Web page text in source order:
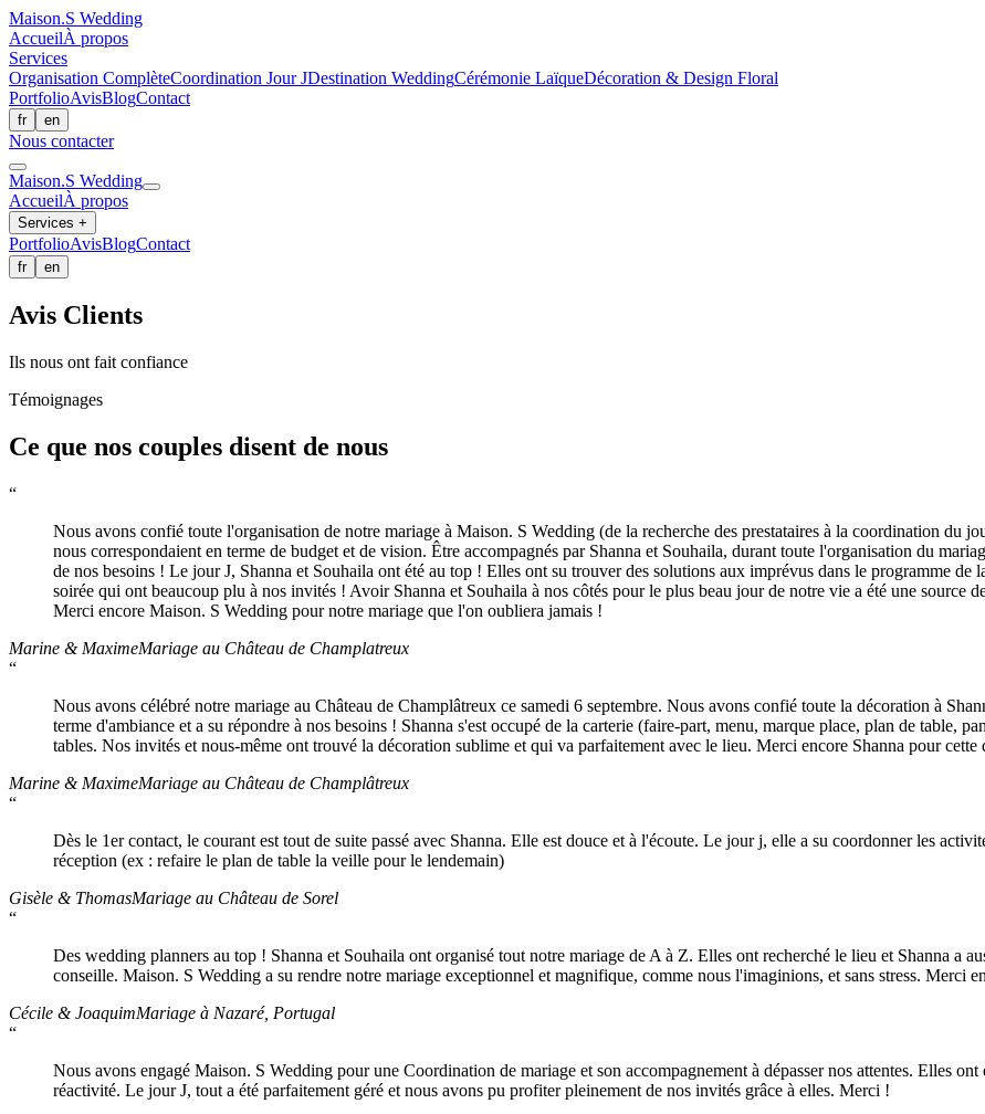
Maison.S Wedding
AccueilÀ propos
Services
Organisation ComplèteCoordination Jour JDestination WeddingCérémonie LaïqueDécoration & Design Floral
PortfolioAvisBlogContact
fr en
Nous contacter
Maison.S Wedding
AccueilÀ propos
Services +
PortfolioAvisBlogContact
fr en
Avis Clients
Ils nous ont fait confiance
Témoignages
Ce que nos couples disent de nous
“
Nous avons confié toute l'organisation de notre mariage à Maison. S Wedding (de la recherche des prestataires à la coordination du
nous correspondaient en terme de budget et de vision. Être accompagnés par Shanna et Souhaila, durant toute l'organisation du
de nos besoins ! Le jour J, Shanna et Souhaila ont été au top ! Elles ont su trouver des solutions aux imprévus dans le programme de
soirée qui ont beaucoup plu à nos invités ! Avoir Shanna et Souhaila à nos côtés pour le plus beau jour de notre vie a été une source
Merci encore Maison. S Wedding pour notre mariage que l'on oubliera jamais !
Marine & MaximeMariage au Château de Champlatreux
“
Nous avons célébré notre mariage au Château de Champlâtreux ce samedi 6 septembre. Nous avons confié toute la décoration à
terme d'ambiance et a su répondre à nos besoins ! Shanna s'est occupé de la carterie (faire-part, menu, marque place, plan de table,
tables. Nos invités et nous-même ont trouvé la décoration sublime et qui va parfaitement avec le lieu. Merci encore Shanna pour cette
Marine & MaximeMariage au Château de Champlâtreux
“
Dès le 1er contact, le courant est tout de suite passé avec Shanna. Elle est douce et à l'écoute. Le jour j, elle a su coordonner les
réception (ex : refaire le plan de table la veille pour le lendemain)
Gisèle & ThomasMariage au Château de Sorel
“
Des wedding planners au top ! Shanna et Souhaila ont organisé tout notre mariage de A à Z. Elles ont recherché le lieu et Shanna a
conseille. Maison. S Wedding a su rendre notre mariage exceptionnel et magnifique, comme nous l'imaginions, et sans stress. Merci
Cécile & JoaquimMariage à Nazaré, Portugal
“
Nous avons engagé Maison. S Wedding pour une Coordination de mariage et son accompagnement à dépasser nos attentes. Elles
réactivité. Le jour J, tout a été parfaitement géré et nous avons pu profiter pleinement de nos invités grâce à elles. Merci !